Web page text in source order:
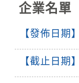
企業名單
發佈日期
截止日期